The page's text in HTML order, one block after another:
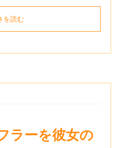
を読む
ラーを彼女の